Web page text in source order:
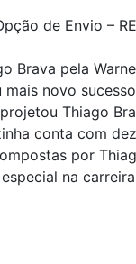
de Envio –
Brava pela
novo
Thiago
conta com
por
na